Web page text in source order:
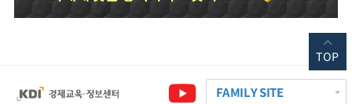
FAMILY SITE
TOP